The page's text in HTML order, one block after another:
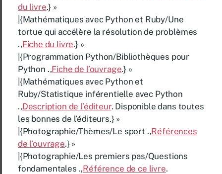
du livre.} »
|{Mathématiques avec Python et Ruby/Une
tortue qui accélère la résolution de problèmes
.,Fiche du livre.} »
|{Programmation Python/Bibliothèques pour
Python .,Fiche de l’ouvrage.} »
|{Mathématiques avec Python et
Ruby/Statistique inférentielle avec Python
.,Description de l’éditeur. Disponible dans toutes
les bonnes de l’éditeurs.} »
|{Photographie/Thèmes/Le sport .,Références
de l’ouvrage.} »
|{Photographie/Les premiers pas/Questions
fondamentales .,Référence de ce livre.